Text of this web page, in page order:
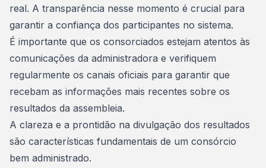
real. A transparência nesse momento é crucial para
garantir a confiança dos participantes no sistema.
É importante que os consorciados estejam atentos às
comunicações da administradora e verifiquem
regularmente os canais oficiais para garantir que
recebam as informações mais recentes sobre os
resultados da assembleia.
A clareza e a prontidão na divulgação dos resultados
são características fundamentais de um consórcio
bem administrado.